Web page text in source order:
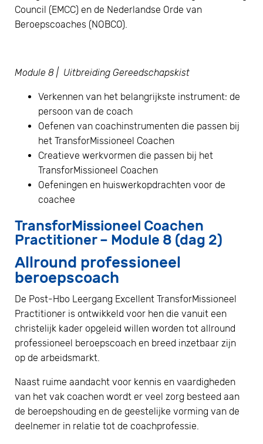
Council (EMCC) en de Nederlandse Orde van
Beroepscoaches (NOBCO).
Module 8 | Uitbreiding Gereedschapskist
Verkennen van het belangrijkste instrument: de
persoon van de coach
Oefenen van coachinstrumenten die passen bij
het TransforMissioneel Coachen
Creatieve werkvormen die passen bij het
TransforMissioneel Coachen
Oefeningen en huiswerkopdrachten voor de
coachee
TransforMissioneel Coachen
Practitioner – Module 8 (dag 2)
Allround professioneel
beroepscoach
De Post-Hbo Leergang Excellent TransforMissioneel
Practitioner is ontwikkeld voor hen die vanuit een
christelijk kader opgeleid willen worden tot allround
professioneel beroepscoach en breed inzetbaar zijn
op de arbeidsmarkt.
Naast ruime aandacht voor kennis en vaardigheden
van het vak coachen wordt er veel zorg besteed aan
de beroepshouding en de geestelijke vorming van de
deelnemer in relatie tot de coachprofessie.